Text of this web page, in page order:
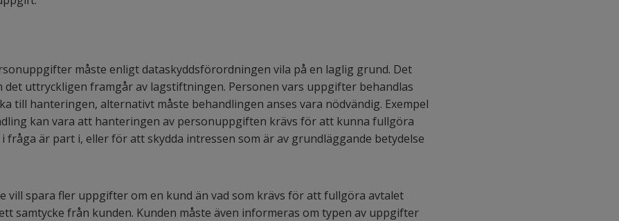
måste enligt dataskyddsförordningen vila på en laglig grund. Det
det uttryckligen framgår av lagstiftningen. Personen vars uppgifter behandlas
till hanteringen, alternativt måste behandlingen anses vara nödvändig. Exempel
kan vara att hanteringen av personuppgiften krävs för att kunna fullgöra
fråga är part i, eller för att skydda intressen som är av grundläggande betydelse
vill spara fler uppgifter om en kund än vad som krävs för att fullgöra avtalet
samtycke från kunden. Kunden måste även informeras om typen av uppgifter